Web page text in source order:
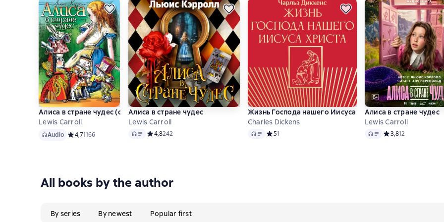
Алиса в стране чудес (спектакль)
Lewis Carroll
AudioAudio Средний рейтинг 4,7 на основе 1166 оценок
4,71166
Алиса в стране чудес
Lewis Carroll
Audio Средний рейтинг 4,8 на основе 242 оценок
4,8242
Жизнь Господа нашего Иисуса Христа
Charles Dickens
Audio Средний рейтинг 5 на основе 1 оценок
51
Алиса в стране чудес
Lewis Carroll
Audio Средний рейтинг
3,812
All books by the author
By series By newest Popular first